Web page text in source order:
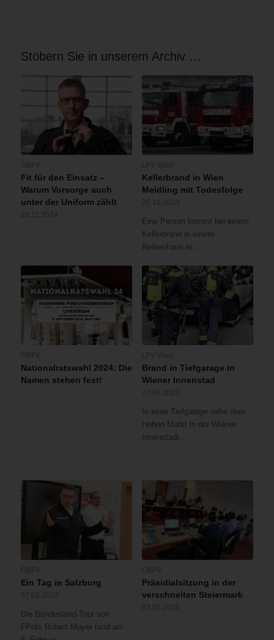
Stöbern Sie in unserem Archiv …
Fit für den Einsatz –
Warum Vorsorge auch
unter der Uniform zählt
Kellerbrand in Wien
Meidling mit Todesfolge
Eine Person kommt bei einem
Kellerbrand in einem
Reihenhaus in…
Nationalratswahl 2024: Die
Namen stehen fest!
Brand in Tiefgarage in
Wiener Innenstad
In einer Tiefgarage nahe dem
Hohen Markt in der Wiener
Innenstadt…
Ein Tag in Salzburg
Die Bundesland-Tour von
FPräs Robert Mayer fand am
Präsidialsitzung in der
verschneiten Steiermark